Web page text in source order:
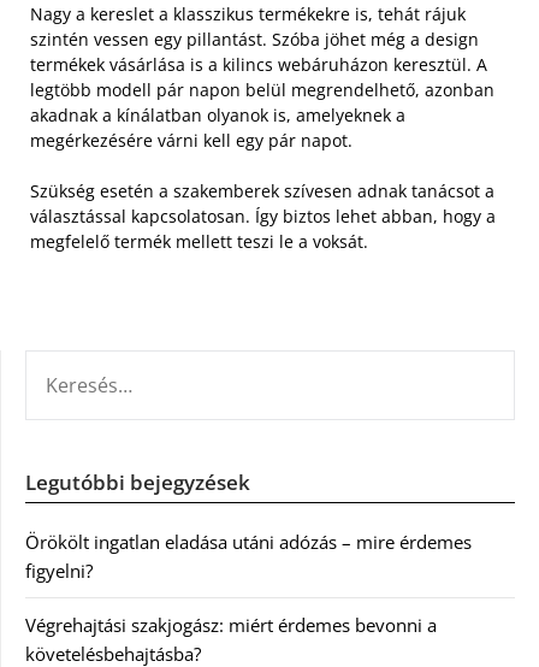
Nagy a kereslet a klasszikus termékekre is, tehát rájuk
szintén vessen egy pillantást. Szóba jöhet még a design
termékek vásárlása is a kilincs webáruházon keresztül. A
legtöbb modell pár napon belül megrendelhető, azonban
akadnak a kínálatban olyanok is, amelyeknek a
megérkezésére várni kell egy pár napot.
Szükség esetén a szakemberek szívesen adnak tanácsot a
választással kapcsolatosan. Így biztos lehet abban, hogy a
megfelelő termék mellett teszi le a voksát.
Legutóbbi bejegyzések
Örökölt ingatlan eladása utáni adózás – mire érdemes
figyelni?
Végrehajtási szakjogász: miért érdemes bevonni a
követelésbehajtásba?